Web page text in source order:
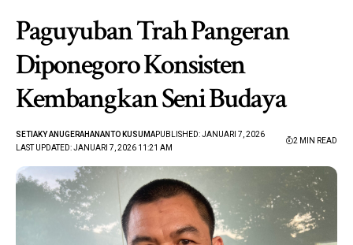
Paguyuban Trah Pangeran
Diponegoro Konsisten
Kembangkan Seni Budaya
LAST UPDATED: JANUARI 7, 2026 11:21 AM
SETIAKY ANUGERAHANANTO KUSUMAPUBLISHED: JANUARI 7, 2026
2 MIN READ